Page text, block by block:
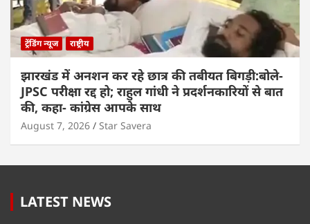
ट्रेंडिंग न्यूज राष्ट्रीय
झारखंड में अनशन कर रहे छात्र की तबीयत बिगड़ी:बोले-
JPSC परीक्षा रद्द हो; राहुल गांधी ने प्रदर्शनकारियों से बात
की, कहा- कांग्रेस आपके साथ
August 7, 2026 Star Savera
LATEST NEWS